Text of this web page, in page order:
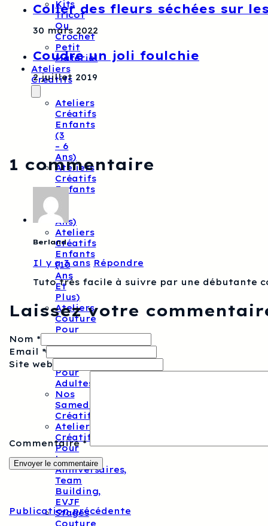
Kits
Tricot
Ou
Crochet
Petit
Matériel
Ateliers
Créatifs
Ateliers
Créatifs
Enfants
(3
– 6
Ans)
Ateliers
Créatifs
Enfants
(7-
10
Ans)
Ateliers
Créatifs
Enfants
(10
Ans
Et
Plus)
Ateliers
Couture
Pour
Tricot/crochet
Pour
Adultes
Nos
Samedis
Créatifs
Ateliers
Créatifs
Pour
Les
Anniversaires,
Team
Building,
EVJF
Stages
Couture
Coller des fleurs séchées sur
30 mars 2022
Coudre un joli foulchie
2 juillet 2019
1 commentaire
Berland
Il y a 3 ans Répondre
Tuto très facile à suivre par une débutante
Laissez votre
Nom *
Email *
Site web
Commentaire*
Publication précédente